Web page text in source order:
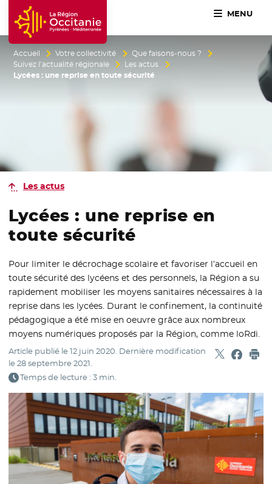
Accueil Région Occitanie / Pyrénées-Méditerranée
MENU
Accueil Votre collectivité
Que faisons-nous ?
Suivez l’actualité régionale
Les actus
Lycées : une reprise en toute sécurité
Les actus
Lycées : une reprise en
toute sécurité
Pour limiter le décrochage scolaire et favoriser l’accueil en
toute sécurité des lycéens et des personnels, la Région a su
rapidement mobiliser les moyens sanitaires nécessaires à la
reprise dans les lycées. Durant le confinement, la continuité
pédagogique a été mise en oeuvre grâce aux nombreux
moyens numériques proposés par la Région, comme loRdi.
Article publié le12 juin 2020. Dernière modification
le28 septembre 2021.
Temps de lecture : 3 min.
Partager
- Nouvelle
-